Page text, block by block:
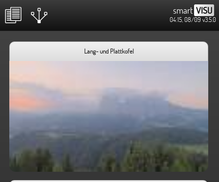
smart VISU
04:15, 08/09 v3.5.0
Lang- und Plattkofel